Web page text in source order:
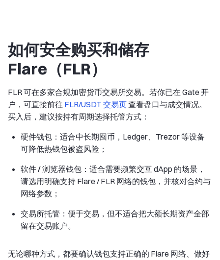
如何安全购买和储存
Flare（FLR）
FLR 可在多家合规加密货币交易所交易。若你已在 Gate 开
户，可直接前往 FLR/USDT 交易页查看盘口与成交情况。
买入后，建议按持有周期选择托管方式：
硬件钱包 ：适合中长期囤币，Ledger、Trezor 等设备
可降低热钱包被盗风险；
软件 / 浏览器钱包 ：适合需要频繁交互 dApp 的场景，
请选用明确支持 Flare / FLR 网络的钱包，并核对合约与
网络参数；
交易所托管 ：便于交易，但不适合把大额长期资产全部
留在交易账户。
无论哪种方式，都要确认钱包支持正确的 Flare 网络、做好